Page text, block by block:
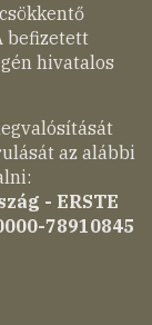
befizetett
hivatalos
az alábbi
- ERSTE
78910845